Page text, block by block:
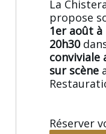
La
propose
1er août
20h30
conviviale
sur scène
Réserver